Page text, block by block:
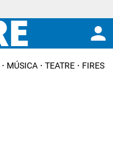
MÚSICA TEATRE FIRES I